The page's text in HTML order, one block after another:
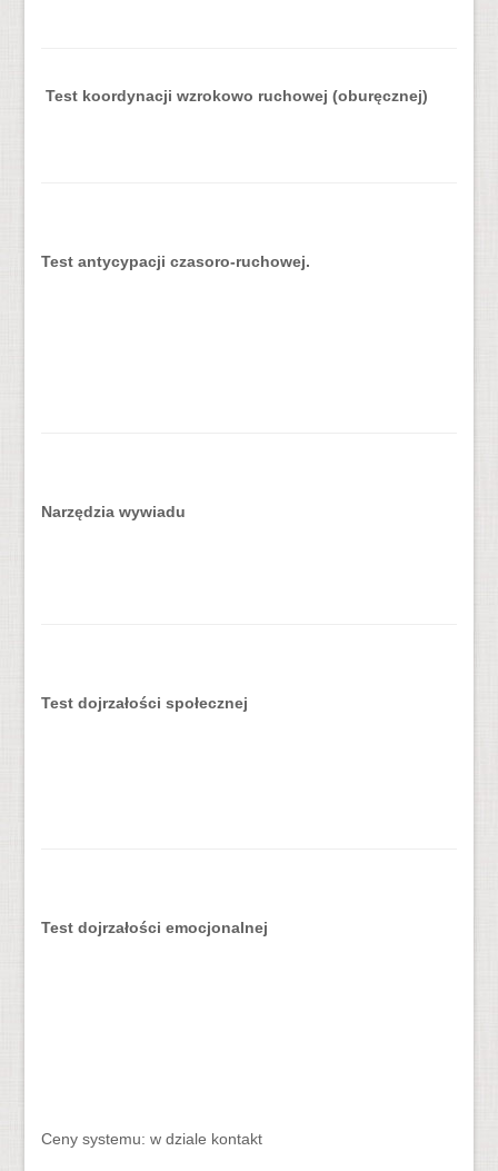
Test koordynacji wzrokowo ruchowej (oburęcznej)
Test antycypacji czasoro-ruchowej.
Narzędzia wywiadu
Test dojrzałości społecznej
Test dojrzałości emocjonalnej
Ceny systemu: w dziale kontakt